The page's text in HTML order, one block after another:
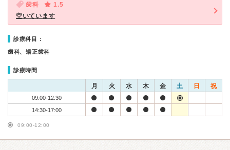
歯科
1.5
空いています
診療科目：
歯科、矯正歯科
診療時間
月 火 水 木 金 土 日 祝
09:00-12:30
14:30-17:00
09:00-12:00